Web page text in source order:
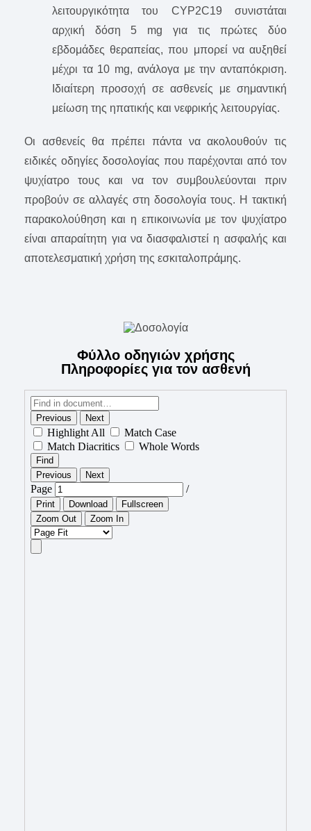
λειτουργικότητα του CYP2C19 συνιστάται
αρχική δόση 5 mg για τις πρώτες δύο
εβδομάδες θεραπείας, που μπορεί να αυξηθεί
μέχρι τα 10 mg, ανάλογα με την ανταπόκριση.
Ιδιαίτερη προσοχή σε ασθενείς με σημαντική
μείωση της ηπατικής και νεφρικής λειτουργίας.
Οι ασθενείς θα πρέπει πάντα να ακολουθούν τις
ειδικές οδηγίες δοσολογίας που παρέχονται από τον
ψυχίατρο τους και να τον συμβουλεύονται πριν
προβούν σε αλλαγές στη δοσολογία τους. Η τακτική
παρακολούθηση και η επικοινωνία με τον ψυχίατρο
είναι απαραίτητη για να διασφαλιστεί η ασφαλής και
αποτελεσματική χρήση της εσκιταλοπράμης.
Φύλλο οδηγιών χρήσης
Πληροφορίες για τον ασθενή